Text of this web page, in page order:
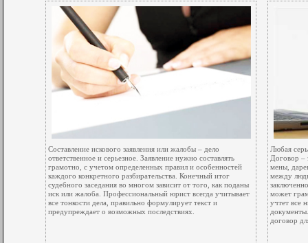
Составление искового заявления или жалобы – дело
ответственное и серьезное. Заявление нужно составлять
грамотно, с учетом определенных правил и особенностей
каждого конкретного разбирательства. Конечный итог
судебного заседания во многом зависит от того, как поданы
иск или жалоба. Профессиональный юрист всегда учитывает
все тонкости дела, правильно формулирует текст и
предупреждает о возможных последствиях.
Любая
Договор –
мены,
между
может
учтет все
договор